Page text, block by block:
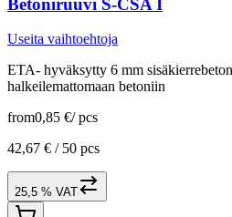
Useita vaihtoehtoja
ETA- hyväksytty 6 mm
halkeilemattomaan betoniin
from0,85 €/ pcs
42,67 € / 50 pcs
25,5 % VAT